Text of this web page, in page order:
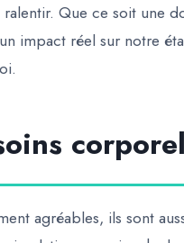
Que ce soit une
impact réel sur notre
agréables, ils sont